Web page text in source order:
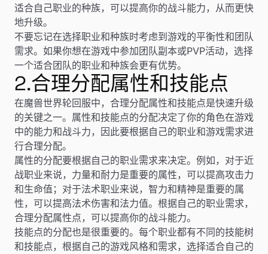
适合自己职业的种族，可以提高你的战斗能力，从而更快
地升级。
不要忘记在选择职业和种族时考虑到游戏的平衡性和团队
需求。如果你想在游戏中参加团队副本或PVP活动，选择
一个适合团队的职业和种族会更有优势。
2.合理分配属性和技能点
在魔兽世界轮回服中，合理分配属性和技能点是快速升级
的关键之一。属性和技能点的分配决定了你的角色在游戏
中的能力和战斗力，因此要根据自己的职业和游戏需求进
行合理分配。
属性的分配要根据自己的职业需求来决定。例如，对于近
战职业来说，力量和耐力是重要的属性，可以提高攻击力
和生命值；对于法术职业来说，智力和精神是重要的属
性，可以提高法术伤害和法力值。根据自己的职业需求，
合理分配属性点，可以提高你的战斗能力。
技能点的分配也是很重要的。每个职业都有不同的技能树
和技能点，根据自己的游戏风格和需求，选择适合自己的